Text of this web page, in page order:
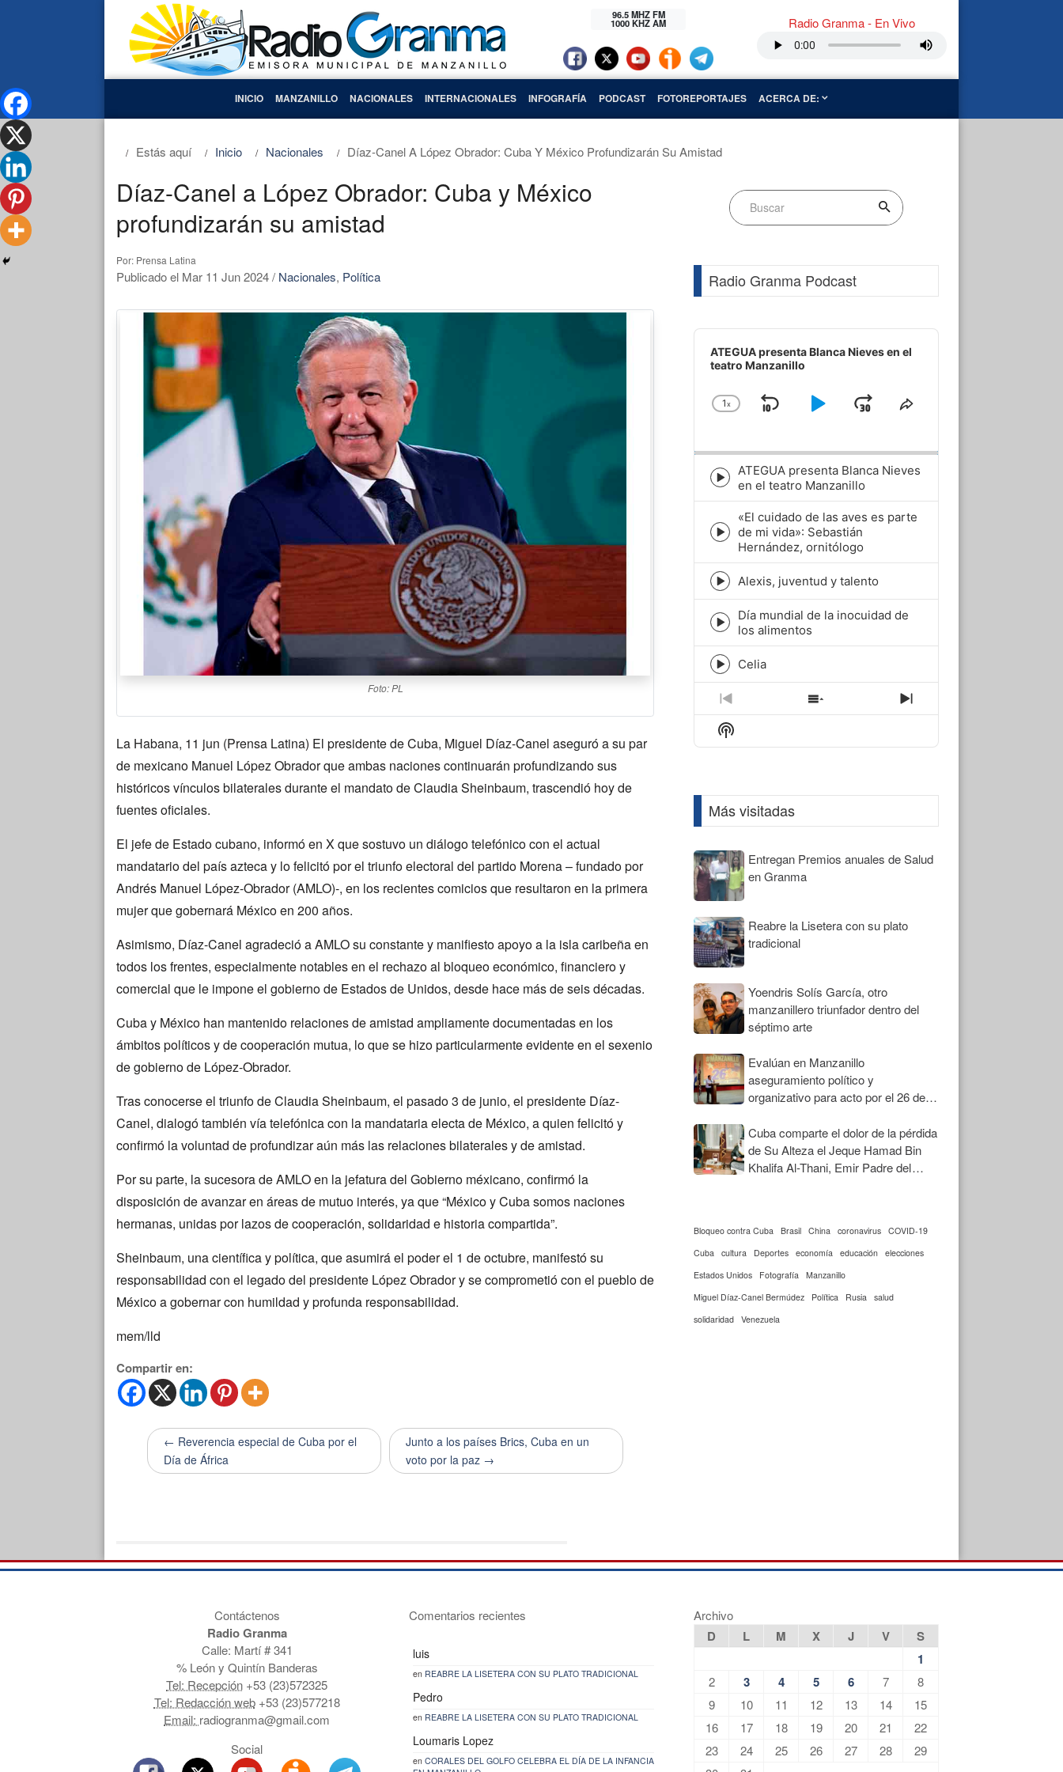
96.5 MHZ FM
1000 KHZ AM Radio Granma - En Vivo
INICIO MANZANILLO NACIONALES INTERNACIONALES INFOGRAFÍA PODCAST FOTOREPORTAJES ACERCA DE:
Estás aquí Inicio Nacionales Díaz-Canel A López Obrador: Cuba Y México Profundizarán Su Amistad
Díaz-Canel a López Obrador: Cuba y México
profundizarán su amistad
Por: Prensa Latina
Publicado el Mar 11 Jun 2024/ Nacionales, Política
Foto: PL
La Habana, 11 jun (Prensa Latina) El presidente de Cuba, Miguel Díaz-Canel aseguró a su par
de mexicano Manuel López Obrador que ambas naciones continuarán profundizando sus
históricos vínculos bilaterales durante el mandato de Claudia Sheinbaum, trascendió hoy de
fuentes oficiales.
El jefe de Estado cubano, informó en X que sostuvo un diálogo telefónico con el actual
mandatario del país azteca y lo felicitó por el triunfo electoral del partido Morena – fundado por
Andrés Manuel López-Obrador (AMLO)-, en los recientes comicios que resultaron en la primera
mujer que gobernará México en 200 años.
Asimismo, Díaz-Canel agradeció a AMLO su constante y manifiesto apoyo a la isla caribeña en
todos los frentes, especialmente notables en el rechazo al bloqueo económico, financiero y
comercial que le impone el gobierno de Estados de Unidos, desde hace más de seis décadas.
Cuba y México han mantenido relaciones de amistad ampliamente documentadas en los
ámbitos políticos y de cooperación mutua, lo que se hizo particularmente evidente en el sexenio
de gobierno de López-Obrador.
Tras conocerse el triunfo de Claudia Sheinbaum, el pasado 3 de junio, el presidente Díaz-
Canel, dialogó también vía telefónica con la mandataria electa de México, a quien felicitó y
confirmó la voluntad de profundizar aún más las relaciones bilaterales y de amistad.
Por su parte, la sucesora de AMLO en la jefatura del Gobierno méxicano, confirmó la
disposición de avanzar en áreas de mutuo interés, ya que “México y Cuba somos naciones
hermanas, unidas por lazos de cooperación, solidaridad e historia compartida”.
Sheinbaum, una científica y política, que asumirá el poder el 1 de octubre, manifestó su
responsabilidad con el legado del presidente López Obrador y se comprometió con el pueblo de
México a gobernar con humildad y profunda responsabilidad.
mem/lld
Compartir en:
← Reverencia especial de Cuba por el
Día de África
Junto a los países Brics, Cuba en un
voto por la paz →
Radio Granma Podcast
Audio
Player
ATEGUA presenta Blanca Nieves en el
teatro Manzanillo
Change
1x
SkipPlayJumpShare
Episode
play
icon
ATEGUA presenta Blanca Nieves
en el teatro Manzanillo
Episode
play
icon
«El cuidado de las aves es parte
de mi vida»: Sebastián
Hernández, ornitólogo
Episode
play
icon
Alexis, juventud y talento
Episode
play
icon
Día mundial de la inocuidad de
los alimentos
Episode
play
icon
Celia
Previous
Episode
Show
Episodes
Next
Episode
Show
Podcast
Más visitadas
Entregan Premios anuales de Salud
en Granma
Reabre la Lisetera con su plato
tradicional
Yoendris Solís García, otro
manzanillero triunfador dentro del
séptimo arte
Evalúan en Manzanillo
aseguramiento político y
organizativo para acto por el 26 de
Cuba comparte el dolor de la pérdida
de Su Alteza el Jeque Hamad Bin
Khalifa Al-Thani, Emir Padre del
Bloqueo contra Cuba Brasil China coronavirus COVID-19
Cuba
cultura Deportes economía educación elecciones
Estados Unidos
Fotografía
Manzanillo
Miguel Díaz-Canel Bermúdez
Política Rusia
salud
solidaridad Venezuela
Contáctenos
Radio Granma
Calle: Martí # 341
% León y Quintín Banderas
Tel: Recepción +53 (23)572325
Tel: Redacción web+53 (23)577218
Email: radiogranma@gmail.com
Social
Comentarios recientes
luis
en REABRE LA LISETERA CON SU PLATO TRADICIONAL
Pedro
en REABRE LA LISETERA CON SU PLATO TRADICIONAL
Loumaris Lopez
en CORALES DEL GOLFO CELEBRA EL DÍA DE LA INFANCIA
Archivo
D L M X J V
S
1
2 3 4 5 6 7
8
9
10 11 12 13 14
15
16
17 18 19 20 21
22
23
24 25 26 27 28
29